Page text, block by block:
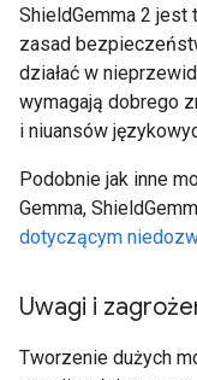
ShieldGemma 2 jest
zasad
działać w
wymagają dobrego
i niuansów
Podobnie jak inne
Gemma,
dotyczącym
Uwagi i
Tworzenie dużych